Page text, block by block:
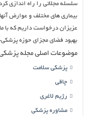
سلسله مجلاتی را راه اندازی
بیماری های مختلف و عوارض
عزیزان درخواست داریم که با
بهبود فضای مجزای حوزه
موضوعات اصلی مجله
پزشکی سلامت
چاقی
رژیم لاغری
مشاوره پزشکی